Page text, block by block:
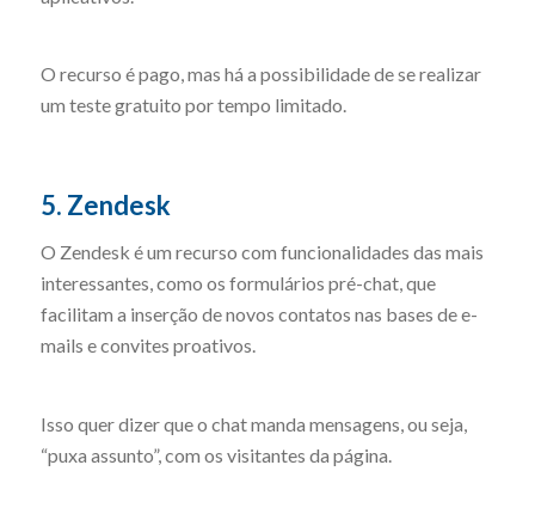
O recurso é pago, mas há a possibilidade de se realizar
um teste gratuito por tempo limitado.
5. Zendesk
O Zendesk é um recurso com funcionalidades das mais
interessantes, como os formulários pré-chat, que
facilitam a inserção de novos contatos nas bases de e-
mails e convites proativos.
Isso quer dizer que o chat manda mensagens, ou seja,
“puxa assunto”, com os visitantes da página.